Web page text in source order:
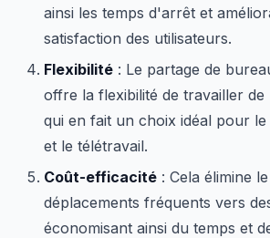
ainsi les temps d'arrêt et
satisfaction des utilisateurs.
Flexibilité : Le partage de
offre la flexibilité de travailler
qui en fait un choix idéal pour le
et le télétravail.
Coût-efficacité : Cela élimine
déplacements fréquents vers
économisant ainsi du temps et